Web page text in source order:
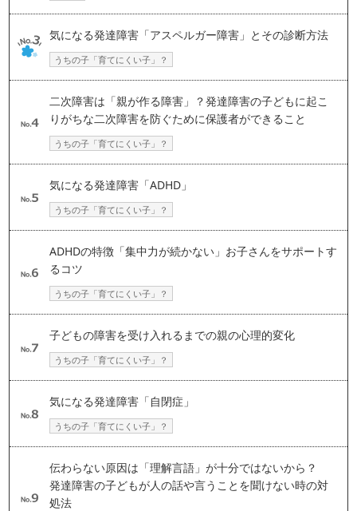
気になる発達障害「アスペルガー障害」とその診断方法
うちの子「育てにくい子」？
二次障害は「親が作る障害」？発達障害の子どもに起こ
りがちな二次障害を防ぐために保護者ができること
うちの子「育てにくい子」？
気になる発達障害「ADHD」
うちの子「育てにくい子」？
ADHDの特徴「集中力が続かない」お子さんをサポートす
るコツ
うちの子「育てにくい子」？
子どもの障害を受け入れるまでの親の心理的変化
うちの子「育てにくい子」？
気になる発達障害「自閉症」
うちの子「育てにくい子」？
伝わらない原因は「理解言語」が十分ではないから？
発達障害の子どもが人の話や言うことを聞けない時の対
処法